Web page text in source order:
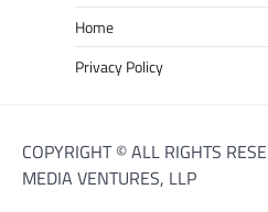
Home
Privacy Policy
COPYRIGHT © ALL RIGHTS
MEDIA VENTURES, LLP